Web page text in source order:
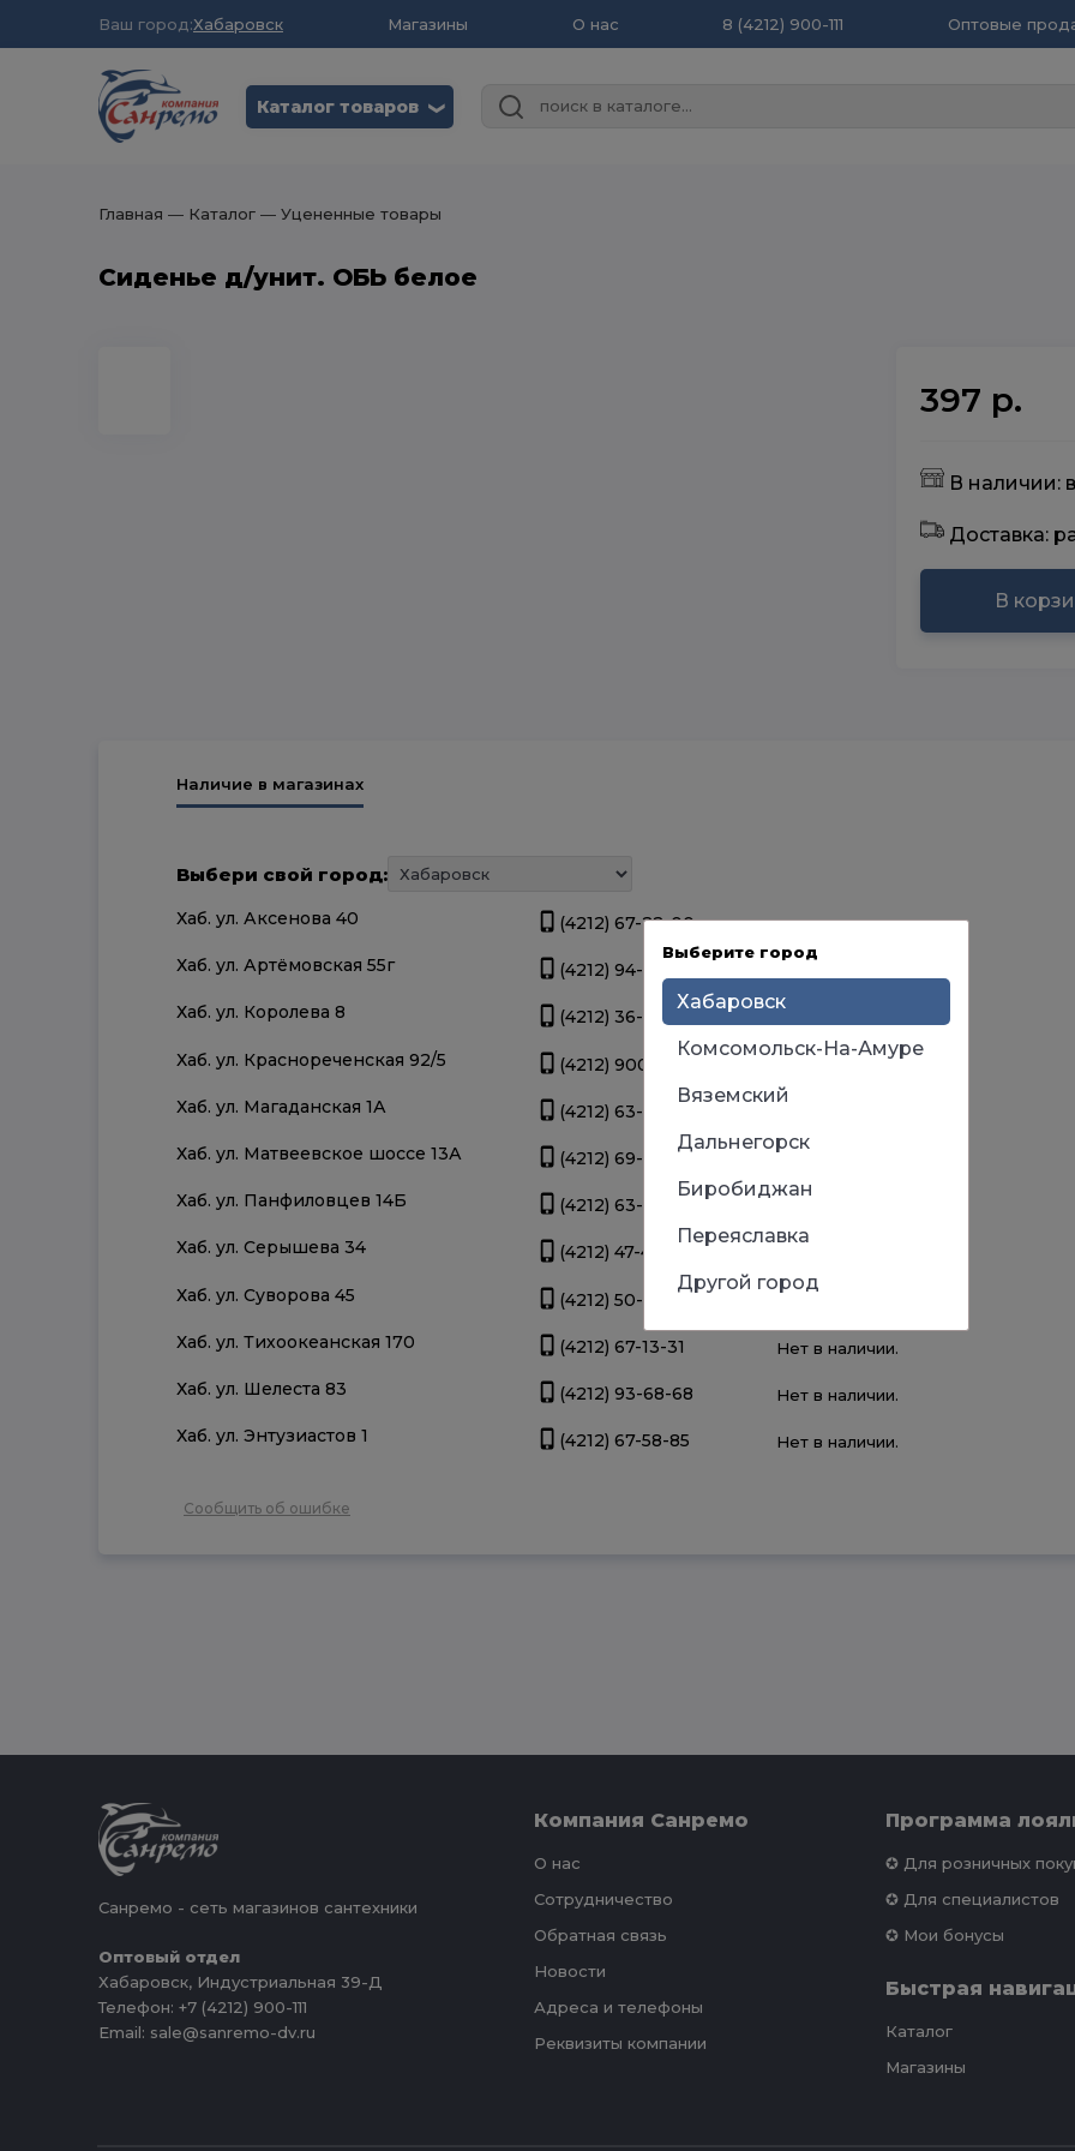
Ваш город:Хабаровск Магазины О нас 8 (4212) 900-111 Оптовые
Каталог товаров ❮
Главная ― Каталог ― Уцененные товары
Сиденье д/унит. ОБЬ белое
397 р.
В наличии:
Доставка:
В
Наличие в магазинах
Выбери свой город:
Хаб. ул. Аксенова 40 (4212) 67-22-00 Нет в наличии.
Хаб. ул. Артёмовская 55г (4212) 94-44-12
Хаб. ул. Королева 8 (4212) 36-09-70
Хаб. ул. Краснореченская 92/5 (4212) 900-111
Хаб. ул. Магаданская 1А (4212) 63-39-83
Хаб. ул. Матвеевское шоссе 13А (4212) 69-93-93
Хаб. ул. Панфиловцев 14Б (4212) 63-22-47
Хаб. ул. Серышева 34 (4212) 47-44-66
Хаб. ул. Суворова 45 (4212) 50-67-37
Хаб. ул. Тихоокеанская 170 (4212) 67-13-31 Нет в наличии.
Хаб. ул. Шелеста 83 (4212) 93-68-68 Нет в наличии.
Хаб. ул. Энтузиастов 1 (4212) 67-58-85 Нет в наличии.
Сообщить об ошибке
Санремо - сеть магазинов сантехники
Оптовый отдел
Хабаровск, Индустриальная 39-Д
Телефон: +7 (4212) 900-111
Email: sale@sanremo-dv.ru
Компания Санремо
О нас
Сотрудничество
Обратная связь
Новости
Адреса и телефоны
Реквизиты компании
Программа
✪ Для розничных
✪ Для специалистов
✪ Мои бонусы
Быстрая
Каталог
Магазины
Выберите город
Хабаровск
Комсомольск-На-Амуре
Вяземский
Дальнегорск
Биробиджан
Переяславка
Другой город